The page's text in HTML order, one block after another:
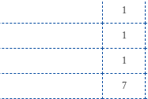
1
1
1
7